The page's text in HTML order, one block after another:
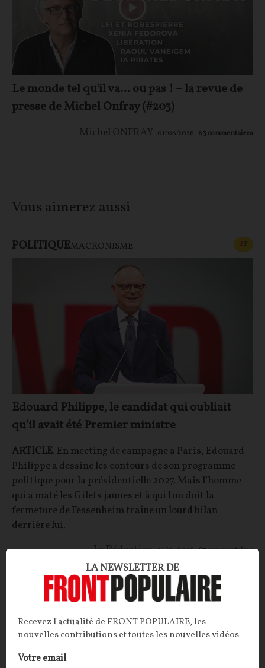
Le monde tel qu'il va… ou pas ! – la revue de
presse de Michel Onfray (#203)
Michel ONFRAY 01/08/2026 83 commentaires
Vous aimerez aussi
POLITIQUEMACRONISME FP
Edouard Philippe, le candidat qui oubliait
qu’il avait été Premier ministre
ARTICLE. En meeting de campagne à Paris, Edouard
Philippe a dessiné les contours de son programme
politique pour la présidentielle 2027. Mais l’homme
qui a maté les Gilets jaunes et à qui l'on doit la
fermeture de Fessenheim traîne un lourd bilan
derrière lui.
La Rédaction 06/07/2026 63commentaires
OPINIONSPOLITIQUE
LA NEWSLETTER DE
Recevez l'actualité de FRONT POPULAIRE, les
nouvelles contributions et toutes les nouvelles vidéos
Votre email